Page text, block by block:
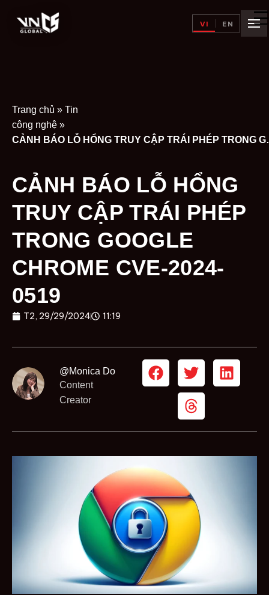
Trang chủ » Tin
công nghệ »
CẢNH BÁO LỖ
CẢNH BÁO LỖ HỔNG
TRUY CẬP TRÁI PHÉP
TRONG GOOGLE
CHROME CVE-2024-
0519
T2, 29/29/2024 11:19
@Monica Do
Content
Creator
VI EN